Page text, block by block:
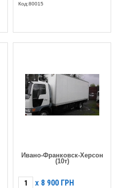
Код:80015
Ивано-Франковск-Херсон
(10т)
X 8 900 ГРН